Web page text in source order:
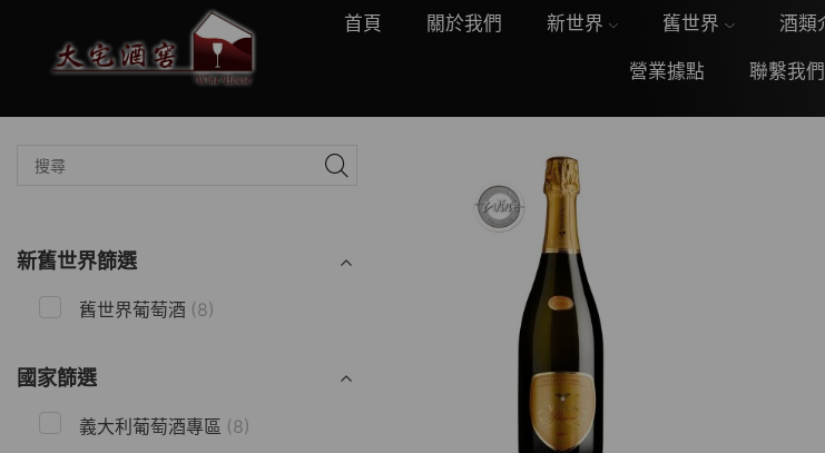
首頁 關於我們 新世界 舊世界 酒類
營業據點 聯繫我們
新舊世界篩選
舊世界葡萄酒 (8)
國家篩選
義大利葡萄酒專區 (8)